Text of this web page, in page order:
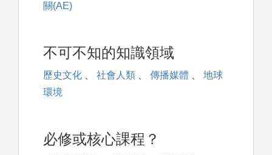
關(AE)
不可不知的知識領域
歷史文化 、 社會人類 、 傳播媒體 、
地球
環境
必修或核心課程？